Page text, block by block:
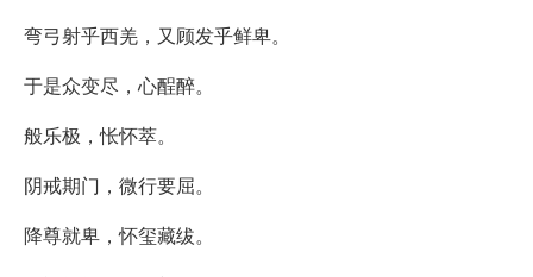
弯弓射乎西羌，又顾发乎鲜卑。
于是众变尽，心酲醉。
般乐极，怅怀萃。
阴戒期门，微行要屈。
降尊就卑，怀玺藏绂。